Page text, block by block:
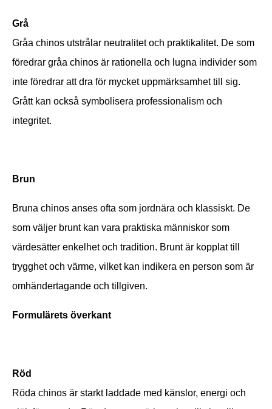
Grå
Gråa chinos utstrålar neutralitet och praktikalitet. De som
föredrar gråa chinos är rationella och lugna individer som
inte föredrar att dra för mycket uppmärksamhet till sig.
Grått kan också symbolisera professionalism och
integritet.
Brun
Bruna chinos anses ofta som jordnära och klassiskt. De
som väljer brunt kan vara praktiska människor som
värdesätter enkelhet och tradition. Brunt är kopplat till
trygghet och värme, vilket kan indikera en person som är
omhändertagande och tillgiven.
Formulärets överkant
Röd
Röda chinos är starkt laddade med känslor, energi och